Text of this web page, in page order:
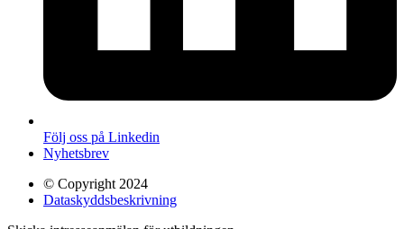
Följ oss på Linkedin
Nyhetsbrev
© Copyright 2024
Dataskyddsbeskrivning